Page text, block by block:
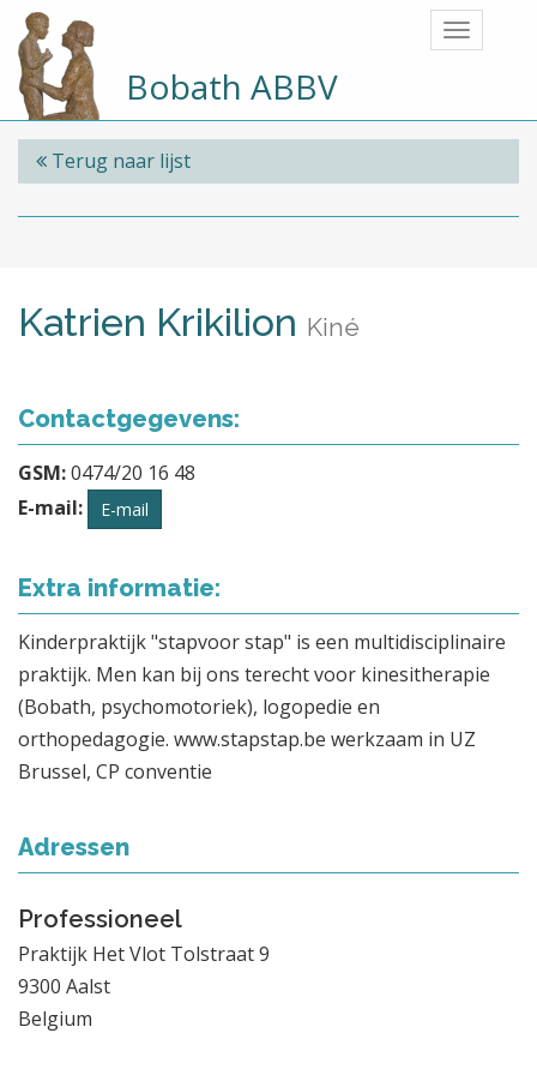
Bobath ABBV
Terug naar lijst
Katrien Krikilion Kiné
Contactgegevens:
GSM:0474/20 16 48
E-mail:
E-mail
Extra informatie:
Kinderpraktijk "stapvoor stap" is een multidisciplinaire
praktijk. Men kan bij ons terecht voor kinesitherapie
(Bobath, psychomotoriek), logopedie en
orthopedagogie. www.stapstap.be werkzaam in UZ
Brussel, CP conventie
Adressen
Professioneel
Praktijk Het Vlot Tolstraat 9
9300 Aalst
Belgium